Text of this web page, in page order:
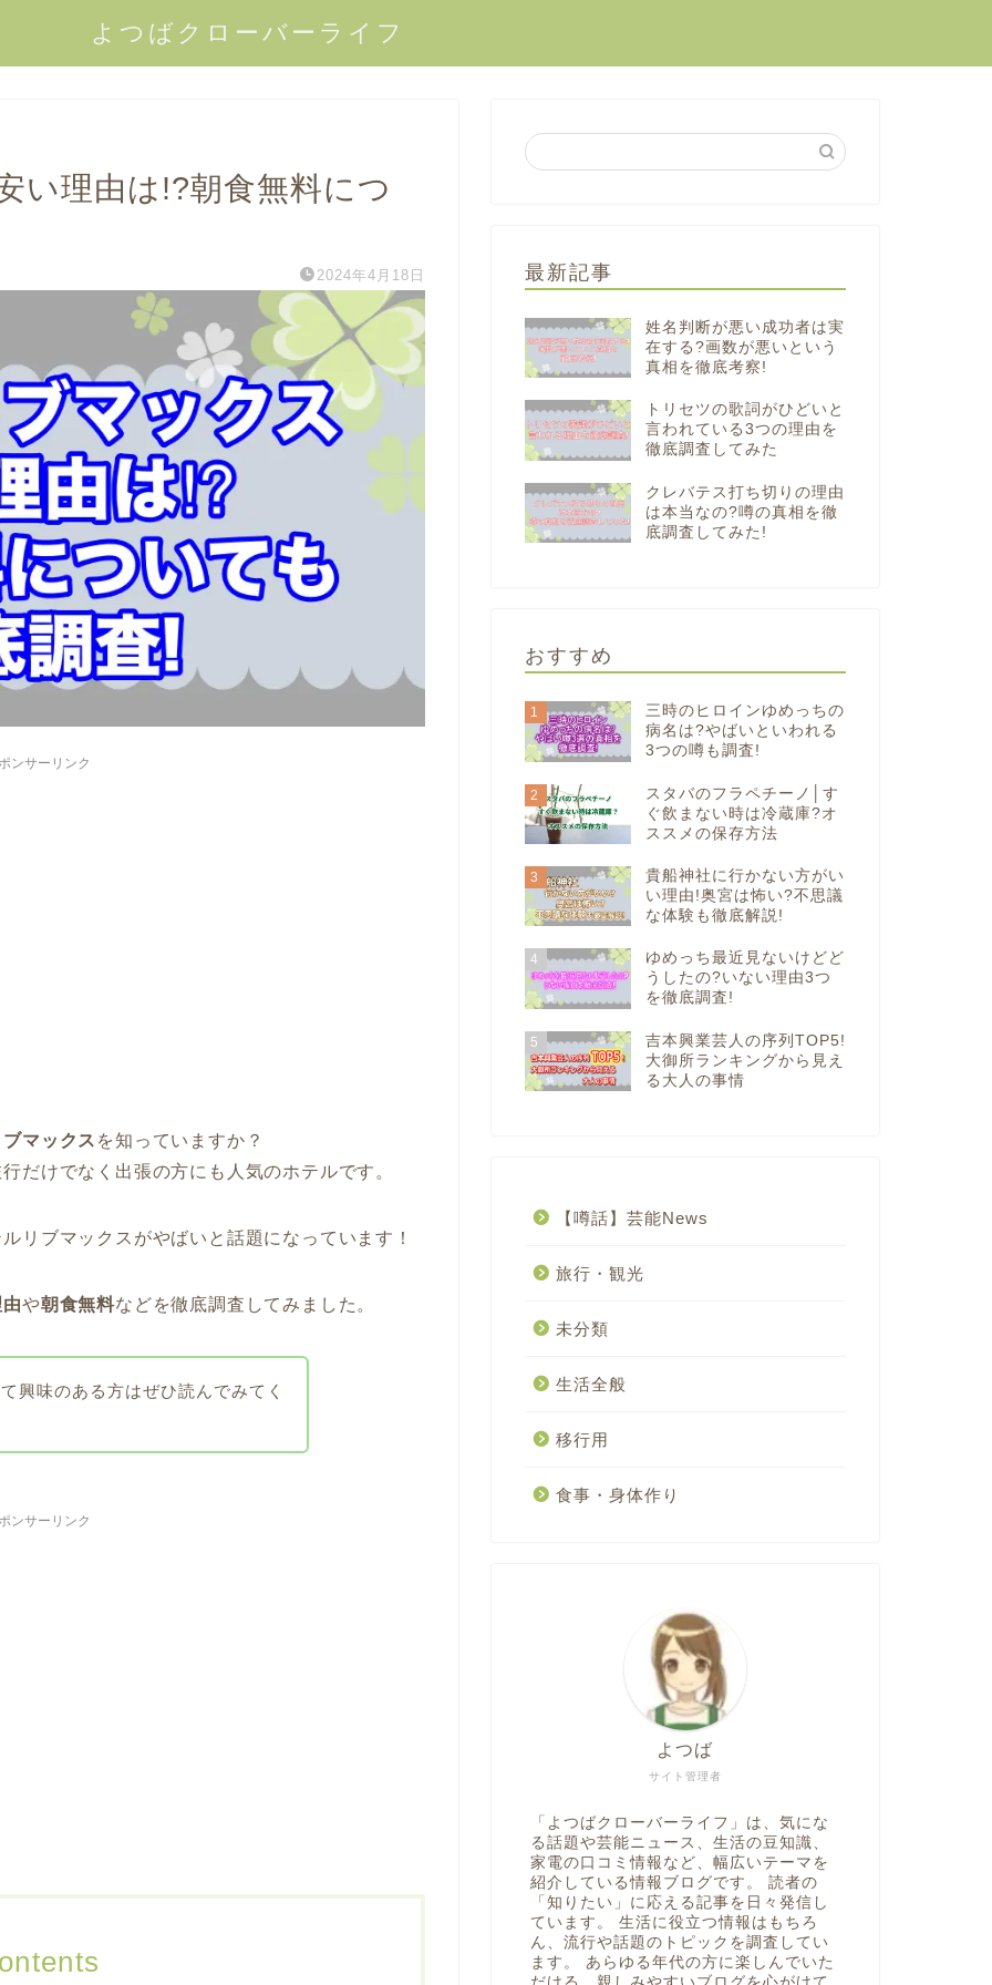
よつばクローバーライフ
い理由は!?朝食無料につ
2024年4月18日
ンサーリンク
ブマックス を知っていますか？
だけでなく出張の方にも人気のホテルです。
リブマックスがやばいと話題になっています！
由や朝食無料などを徹底調査してみました。
興味のある方はぜひ読んでみてく
ンサーリンク
最新記事
姓名判断が悪い成功者は実
在する?画数が悪いという
真相を徹底考察!
トリセツの歌詞がひどいと
言われている3つの理由を
徹底調査してみた
クレバテス打ち切りの理由
は本当なの?噂の真相を徹
底調査してみた!
おすすめ
1
三時のヒロインゆめっちの
病名は?やばいといわれる
3つの噂も調査!
2
スタバのフラペチーノ│す
ぐ飲まない時は冷蔵庫?オ
ススメの保存方法
3
貴船神社に行かない方がい
い理由!奥宮は怖い?不思議
な体験も徹底解説!
4
ゆめっち最近見ないけどど
うしたの?いない理由3つ
を徹底調査!
5
吉本興業芸人の序列TOP5!
大御所ランキングから見え
る大人の事情
【噂話】芸能News
旅行・観光
未分類
生活全般
移行用
食事・身体作り
サイト管理者
よつば
「よつばクローバーライフ」は、気にな
る話題や芸能ニュース、生活の豆知識、
家電の口コミ情報など、幅広いテーマを
紹介している情報ブログです。 読者の
「知りたい」に応える記事を日々発信し
ています。 生活に役立つ情報はもちろ
ん、流行や話題のトピックを調査してい
ます。 あらゆる年代の方に楽しんでいた